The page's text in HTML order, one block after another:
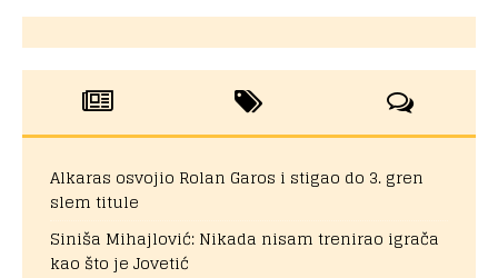
Alkaras osvojio Rolan Garos i stigao do 3. gren
slem titule
Siniša Mihajlović: Nikada nisam trenirao igrača
kao što je Jovetić